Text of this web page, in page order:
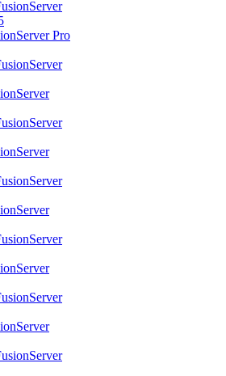
Pro